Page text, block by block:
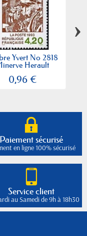
Yvert No 2818
Herault
0,96 €
›
Paiement sécurisé
en ligne 100% sécurisé
Service client
au Samedi de 9h à 18h30